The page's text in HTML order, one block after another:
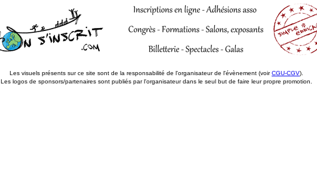
Les visuels présents sur ce site sont de la responsabilité de l'organisateur de l'évènement (voirCGU-CGV).
Les logos de sponsors/partenaires sont publiés par l'organisateur dans le seul but de faire leur propre promotion.